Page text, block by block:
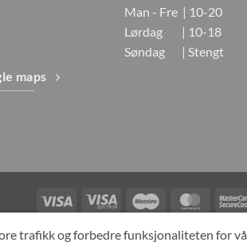
maps
Man - Fre | 10-20
Lørdag | 10-18
Søndag | Stengt
Visa
Visa
Electron
Maestro
TILBAKEKALLINGER KONTAKT OSS OM OSS
trafikk og forbedre funksjonaliteten for